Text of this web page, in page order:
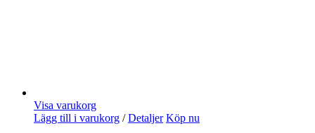
Visa varukorg
Lägg till i varukorg / Detaljer Köp nu